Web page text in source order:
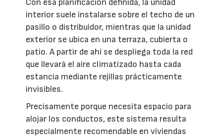
interior suele instalarse sobre el techo de un
pasillo o distribuidor, mientras que la unidad
exterior se ubica en una terraza, cubierta o
patio. A partir de ahí se despliega toda la red
que llevará el aire climatizado hasta cada
estancia mediante rejillas prácticamente
invisibles.
Precisamente porque necesita espacio para
alojar los conductos, este sistema resulta
especialmente recomendable en viviendas